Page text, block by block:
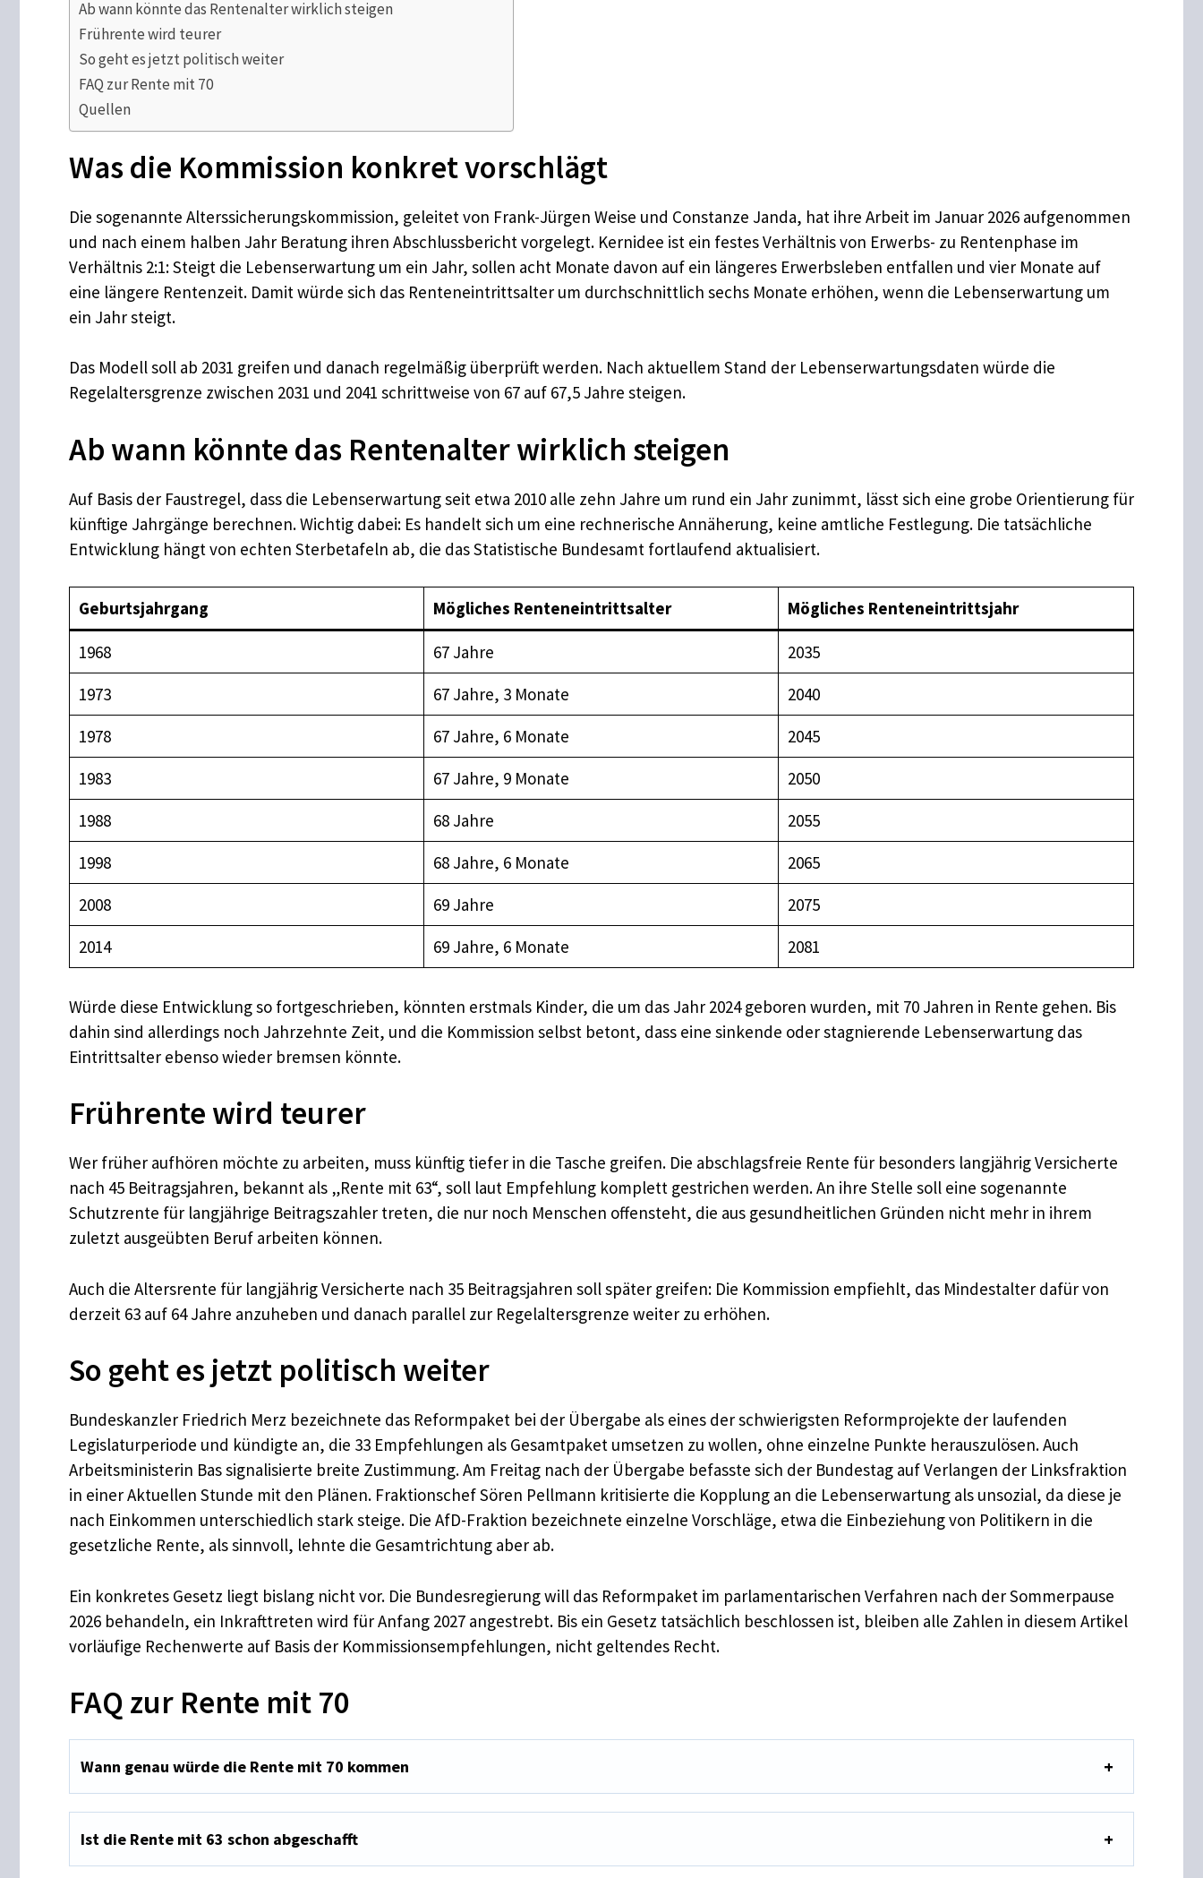
Ab wann könnte das Rentenalter wirklich steigen
Frührente wird teurer
So geht es jetzt politisch weiter
FAQ zur Rente mit 70
Quellen
Was die Kommission konkret vorschlägt
Die sogenannte Alterssicherungskommission, geleitet von Frank-Jürgen Weise und Constanze Janda, hat ihre Arbeit im Januar 2026 aufgenommen
und nach einem halben Jahr Beratung ihren Abschlussbericht vorgelegt. Kernidee ist ein festes Verhältnis von Erwerbs- zu Rentenphase im
Verhältnis 2:1: Steigt die Lebenserwartung um ein Jahr, sollen acht Monate davon auf ein längeres Erwerbsleben entfallen und vier Monate auf
eine längere Rentenzeit. Damit würde sich das Renteneintrittsalter um durchschnittlich sechs Monate erhöhen, wenn die Lebenserwartung um
ein Jahr steigt.
Das Modell soll ab 2031 greifen und danach regelmäßig überprüft werden. Nach aktuellem Stand der Lebenserwartungsdaten würde die
Regelaltersgrenze zwischen 2031 und 2041 schrittweise von 67 auf 67,5 Jahre steigen.
Ab wann könnte das Rentenalter wirklich steigen
Auf Basis der Faustregel, dass die Lebenserwartung seit etwa 2010 alle zehn Jahre um rund ein Jahr zunimmt, lässt sich eine grobe Orientierung für
künftige Jahrgänge berechnen. Wichtig dabei: Es handelt sich um eine rechnerische Annäherung, keine amtliche Festlegung. Die tatsächliche
Entwicklung hängt von echten Sterbetafeln ab, die das Statistische Bundesamt fortlaufend aktualisiert.
Geburtsjahrgang Mögliches Renteneintrittsalter Mögliches Renteneintrittsjahr
1968 67 Jahre
2035
1973
67 Jahre, 3 Monate
2040
1978
67 Jahre, 6 Monate
2045
1983
67 Jahre, 9 Monate
2050
1988
68 Jahre
2055
1998
68 Jahre, 6 Monate
2065
2008
69 Jahre
2075
2014
69 Jahre, 6 Monate 2081
Würde diese Entwicklung so fortgeschrieben, könnten erstmals Kinder, die um das Jahr 2024 geboren wurden, mit 70 Jahren in Rente gehen. Bis
dahin sind allerdings noch Jahrzehnte Zeit, und die Kommission selbst betont, dass eine sinkende oder stagnierende Lebenserwartung das
Eintrittsalter ebenso wieder bremsen könnte.
Frührente wird teurer
Wer früher aufhören möchte zu arbeiten, muss künftig tiefer in die Tasche greifen. Die abschlagsfreie Rente für besonders langjährig Versicherte
nach 45 Beitragsjahren, bekannt als „Rente mit 63“, soll laut Empfehlung komplett gestrichen werden. An ihre Stelle soll eine sogenannte
Schutzrente für langjährige Beitragszahler treten, die nur noch Menschen offensteht, die aus gesundheitlichen Gründen nicht mehr in ihrem
zuletzt ausgeübten Beruf arbeiten können.
Auch die Altersrente für langjährig Versicherte nach 35 Beitragsjahren soll später greifen: Die Kommission empfiehlt, das Mindestalter dafür von
derzeit 63 auf 64 Jahre anzuheben und danach parallel zur Regelaltersgrenze weiter zu erhöhen.
So geht es jetzt politisch weiter
Bundeskanzler Friedrich Merz bezeichnete das Reformpaket bei der Übergabe als eines der schwierigsten Reformprojekte der laufenden
Legislaturperiode und kündigte an, die 33 Empfehlungen als Gesamtpaket umsetzen zu wollen, ohne einzelne Punkte herauszulösen. Auch
Arbeitsministerin Bas signalisierte breite Zustimmung. Am Freitag nach der Übergabe befasste sich der Bundestag auf Verlangen der Linksfraktion
in einer Aktuellen Stunde mit den Plänen. Fraktionschef Sören Pellmann kritisierte die Kopplung an die Lebenserwartung als unsozial, da diese je
nach Einkommen unterschiedlich stark steige. Die AfD-Fraktion bezeichnete einzelne Vorschläge, etwa die Einbeziehung von Politikern in die
gesetzliche Rente, als sinnvoll, lehnte die Gesamtrichtung aber ab.
Ein konkretes Gesetz liegt bislang nicht vor. Die Bundesregierung will das Reformpaket im parlamentarischen Verfahren nach der Sommerpause
2026 behandeln, ein Inkrafttreten wird für Anfang 2027 angestrebt. Bis ein Gesetz tatsächlich beschlossen ist, bleiben alle Zahlen in diesem Artikel
vorläufige Rechenwerte auf Basis der Kommissionsempfehlungen, nicht geltendes Recht.
FAQ zur Rente mit 70
Wann genau würde die Rente mit 70 kommen
Ist die Rente mit 63 schon abgeschafft